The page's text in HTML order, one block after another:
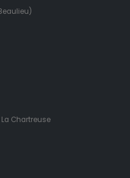
Chartreuse